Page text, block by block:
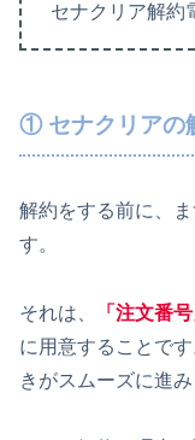
セナクリア解約
① セナクリアの
解約をする前に、
す。
それは、 「注文番
に用意することで
きがスムーズに進み